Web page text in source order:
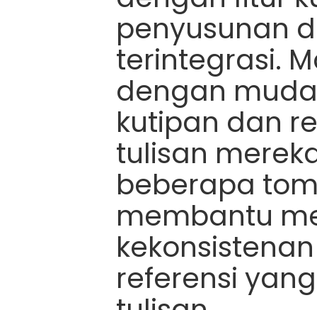
penyusunan
terintegrasi.
dengan
kutipan dan
tulisan
beberapa
membantu
referensi